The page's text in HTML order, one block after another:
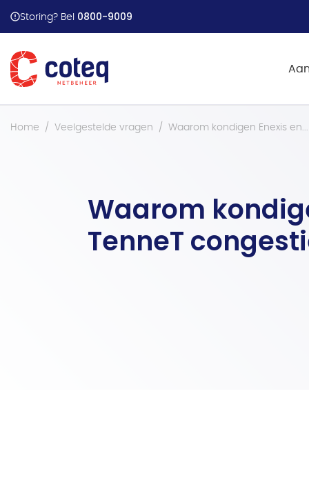
Storing? Bel 0800-9009
Home Veelgestelde vragen Waarom kondigen Enexis en...
Waarom
TenneT